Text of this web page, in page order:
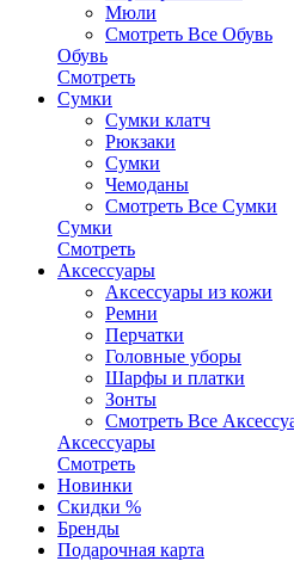
Мюли
Смотреть Все Обувь
Обувь
Смотреть
Сумки
Сумки клатч
Рюкзаки
Сумки
Чемоданы
Смотреть Все Сумки
Сумки
Смотреть
Аксессуары
Аксессуары из кожи
Ремни
Перчатки
Головные уборы
Шарфы и платки
Зонты
Смотреть Все
Аксессуары
Смотреть
Новинки
Скидки %
Бренды
Подарочная карта